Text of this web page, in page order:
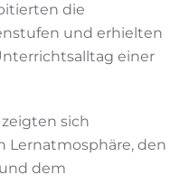
die
und erhielten
einer
sich
Lernatmosphäre, den
dem